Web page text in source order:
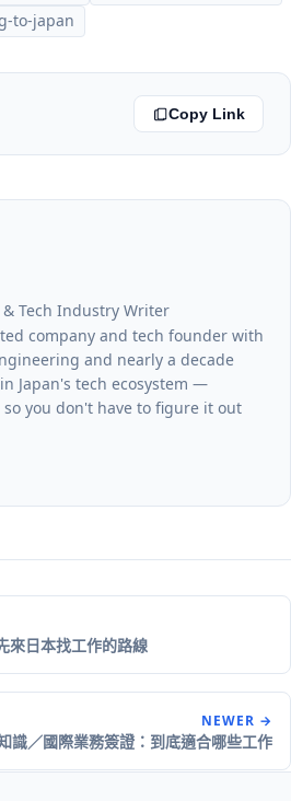
to-japan
Copy Link
& Tech Industry Writer
company and tech founder with
and nearly a decade
Japan's tech ecosystem —
you don't have to figure it out
來日本找工作的路線
NEWER →
識／國際業務簽證：到底適合哪些工作